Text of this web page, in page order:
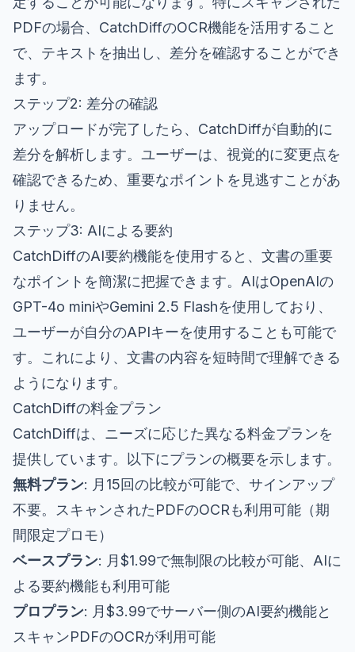
PDFの場合、CatchDiffのOCR機能を活用すること
で、テキストを抽出し、差分を確認することができ
ます。
ステップ2: 差分の確認
アップロードが完了したら、CatchDiffが自動的に
差分を解析します。ユーザーは、視覚的に変更点を
確認できるため、重要なポイントを見逃すことがあ
りません。
ステップ3: AIによる要約
CatchDiffのAI要約機能を使用すると、文書の重要
なポイントを簡潔に把握できます。AIはOpenAIの
GPT-4o miniやGemini 2.5 Flashを使用しており、
ユーザーが自分のAPIキーを使用することも可能で
す。これにより、文書の内容を短時間で理解できる
ようになります。
CatchDiffの料金プラン
CatchDiffは、ニーズに応じた異なる料金プランを
提供しています。以下にプランの概要を示します。
無料プラン: 月15回の比較が可能で、サインアップ
不要。スキャンされたPDFのOCRも利用可能（期
間限定プロモ）
ベースプラン: 月$1.99で無制限の比較が可能、AIに
よる要約機能も利用可能
プロプラン: 月$3.99でサーバー側のAI要約機能と
スキャンPDFのOCRが利用可能